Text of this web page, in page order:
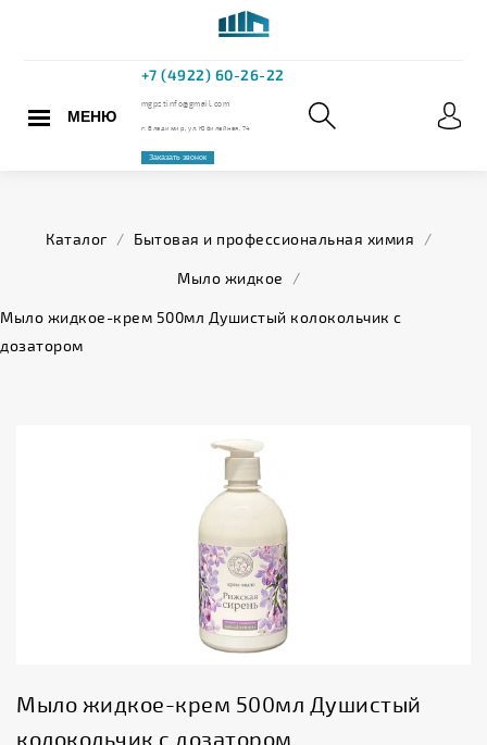
МЕНЮ
Заказать звонок
Каталог / Бытовая и профессиональная химия /
Мыло жидкое /
Мыло жидкое-крем 500мл Душистый колокольчик с
дозатором
Мыло жидкое-крем 500мл Душистый
колокольчик с дозатором